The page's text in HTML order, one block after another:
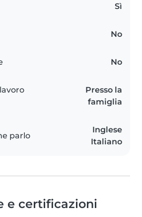
Sì
No
No
Presso la
famiglia
parlo
Inglese
Italiano
e certificazioni